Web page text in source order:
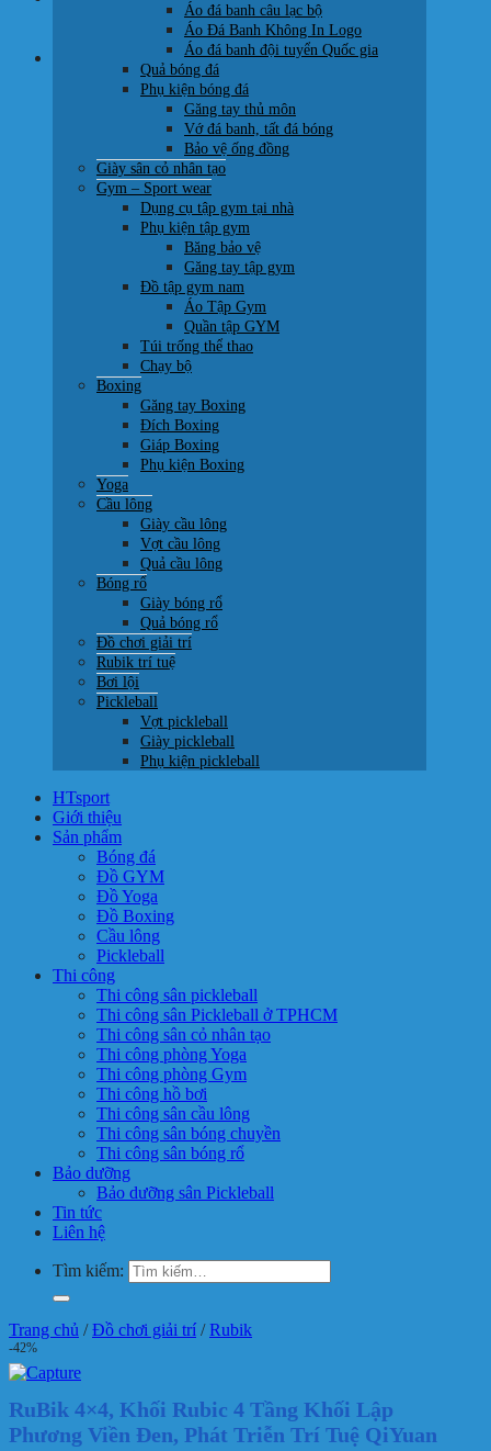
0707 22 77 93
Chưa có sản phẩm trong giỏ hàng.
Quay trở lại cửa hàng
Áo đá banh câu lạc bộ
Áo Đá Banh Không In Logo
Áo đá banh đội tuyển Quốc gia
Quả bóng đá
Phụ kiện bóng đá
Găng tay thủ môn
Vớ đá banh, tất đá bóng
Bảo vệ ống đồng
Giày sân cỏ nhân tạo
Gym – Sport wear
Dụng cụ tập gym tại nhà
Phụ kiện tập gym
Băng bảo vệ
Găng tay tập gym
Đồ tập gym nam
Áo Tập Gym
Quần tập GYM
Túi trống thể thao
Chạy bộ
Boxing
Găng tay Boxing
Đích Boxing
Giáp Boxing
Phụ kiện Boxing
Yoga
Cầu lông
Giày cầu lông
Vợt cầu lông
Quả cầu lông
Bóng rổ
Giày bóng rổ
Quả bóng rổ
Đồ chơi giải trí
Rubik trí tuệ
Bơi lội
Pickleball
Vợt pickleball
Giày pickleball
Phụ kiện pickleball
HTsport
Giới thiệu
Sản phẩm
Bóng đá
Đồ GYM
Đồ Yoga
Đồ Boxing
Cầu lông
Pickleball
Thi công
Thi công sân pickleball
Thi công sân Pickleball ở TPHCM
Thi công sân cỏ nhân tạo
Thi công phòng Yoga
Thi công phòng Gym
Thi công hồ bơi
Thi công sân cầu lông
Thi công sân bóng chuyền
Thi công sân bóng rổ
Bảo dưỡng
Bảo dưỡng sân Pickleball
Tin tức
Liên hệ
Tìm kiếm:
Trang chủ / Đồ chơi giải trí / Rubik
-42%
RuBik 4×4, Khối Rubic 4 Tầng Khối Lập
Phương Viền Đen, Phát Triễn Trí Tuệ QiYuan